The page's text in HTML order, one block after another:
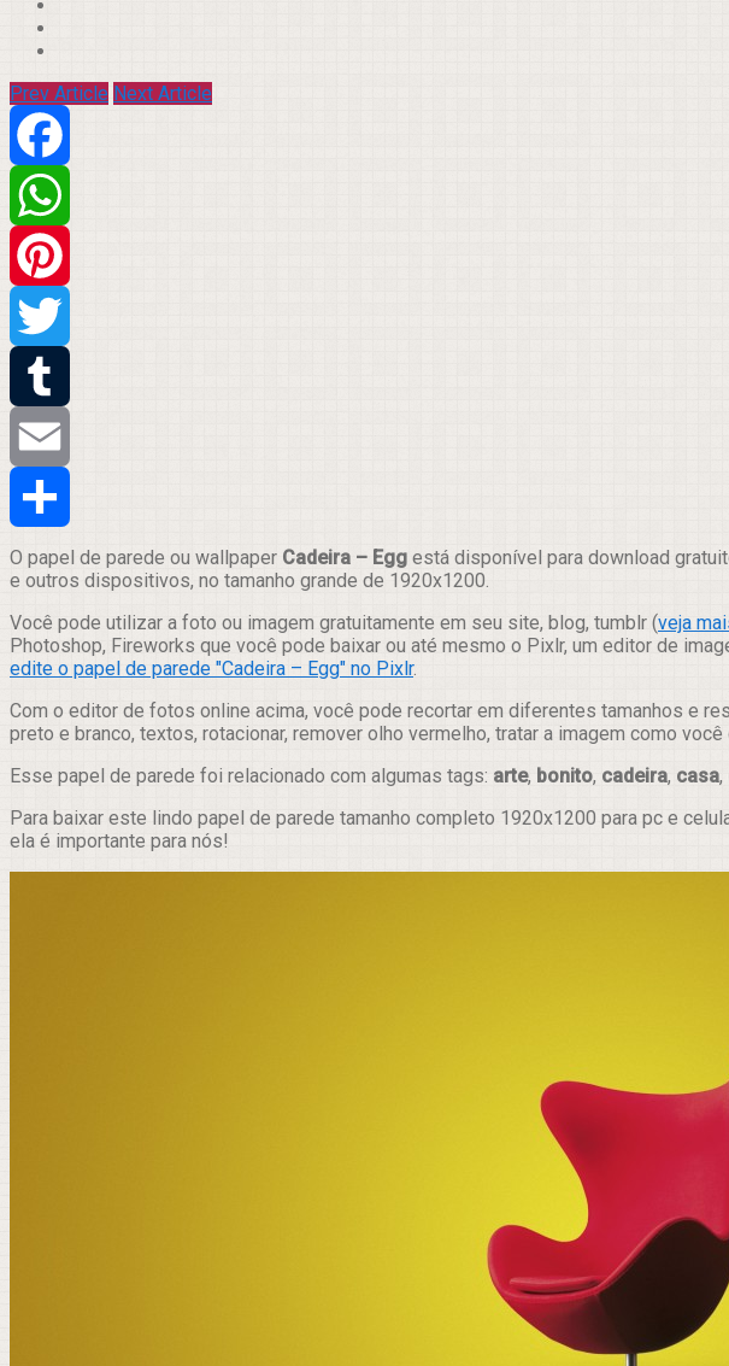
Prev Article Next Article
Facebook
WhatsApp
Pinterest
Twitter
Tumblr
Email
Compartilhar
O papel de parede ou wallpaper Cadeira – Egg está disponível para download
e outros dispositivos, no tamanho grande de 1920x1200.
Você pode utilizar a foto ou imagem gratuitamente em seu site, blog, tumblr (veja
Photoshop, Fireworks que você pode baixar ou até mesmo o Pixlr, um editor de
edite o papel de parede "Cadeira – Egg" no Pixlr.
Com o editor de fotos online acima, você pode recortar em diferentes tamanhos e
preto e branco, textos, rotacionar, remover olho vermelho, tratar a imagem como você
Esse papel de parede foi relacionado com algumas tags: arte, bonito, cadeira, casa,
Para baixar este lindo papel de parede tamanho completo 1920x1200 para pc e
ela é importante para nós!